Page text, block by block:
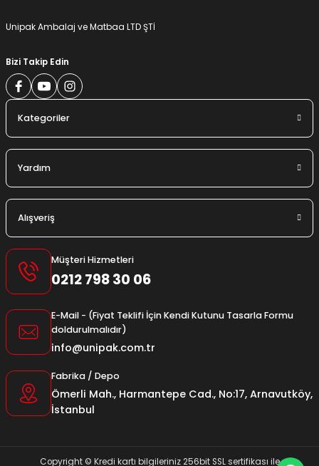
Unipak Ambalaj ve Matbaa LTD ŞTİ
Bizi Takip Edin
Kategoriler
Yardım
Alışveriş
Müşteri Hizmetleri
0212 798 30 06
E-Mail - (Fiyat Teklifi İçin Kendi Kutunu Tasarla Formu
doldurulmalıdır)
info@unipak.com.tr
Fabrika / Depo
Ömerli Mah., Harmantepe Cad., No:17, Arnavutköy,
İstanbul
Copyright © Kredi kartı bilgileriniz 256bit SSL sertifikası ile